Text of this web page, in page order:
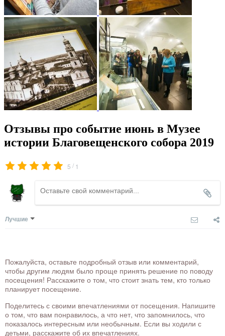
Отзывы про событие июнь в Музее
истории Благовещенского собора 2019
5 / 1
Лучшие
Пожалуйста, оставьте подробный отзыв или комментарий,
чтобы другим людям было проще принять решение по поводу
посещения! Расскажите о том, что стоит знать тем, кто только
планирует посещение.
Поделитесь с своими впечатлениями от посещения. Напишите
о том, что вам понравилось, а что нет, что запомнилось, что
показалось интересным или необычным. Если вы ходили с
детьми, расскажите об их впечатлениях.